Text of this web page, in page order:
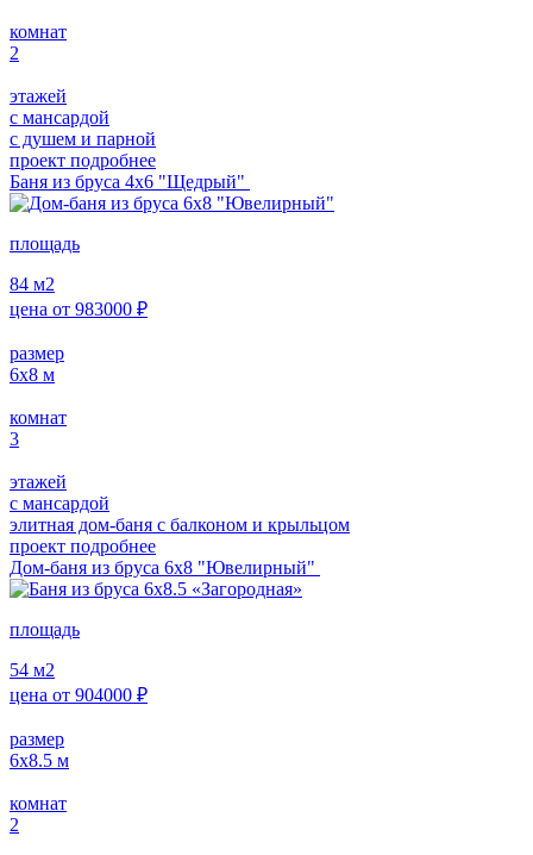
комнат
2
этажей
с мансардой
с душем и парной
проект подробнее
Баня из бруса 4x6 "Щедрый"
площадь
84 м2
цена от 983000 ₽
размер
6x8 м
комнат
3
этажей
с мансардой
элитная дом-баня с балконом и крыльцом
проект подробнее
Дом-баня из бруса 6x8 "Ювелирный"
площадь
54 м2
цена от 904000 ₽
размер
6х8.5 м
комнат
2